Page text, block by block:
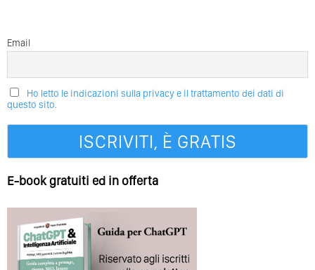
Email
Ho letto le indicazioni sulla privacy e il trattamento dei dati di
questo sito.
E-book gratuiti ed in offerta